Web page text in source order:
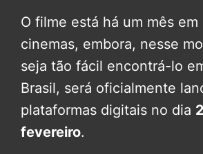
O filme está há um mês
cinemas, embora, nesse
seja tão fácil encontrá-lo
Brasil, será oficialmente
plataformas digitais no dia
fevereiro.